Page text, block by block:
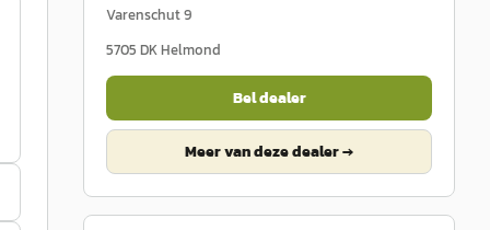
Varenschut 9
5705 DKHelmond
Bel dealer
Meer van deze dealer →